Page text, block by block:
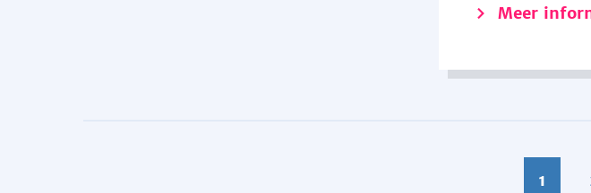
Meer
1